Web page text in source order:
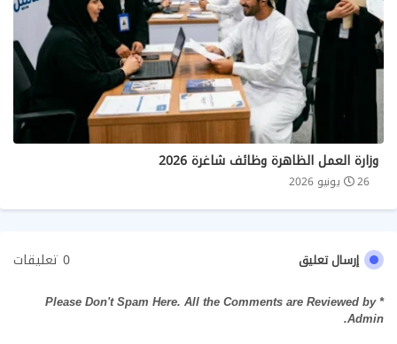
وزارة العمل الظاهرة وظائف شاغرة 2026
26 يونيو 2026
إرسال تعليق 0 تعليقات
* Please Don't Spam Here. All the Comments are Reviewed by
Admin.